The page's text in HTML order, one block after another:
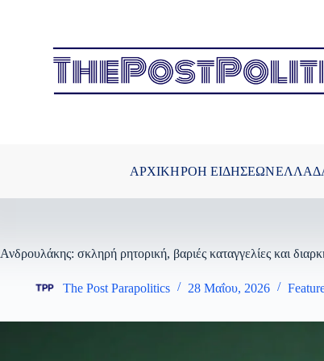
ΑΡΧΙΚΗΡΟΗ ΕΙΔΗΣΕΩΝ
Ανδρουλάκης: σκληρή ρητορική, βαριές καταγγελίες και
The Post Parapolitics 28 Μαΐου, 2026